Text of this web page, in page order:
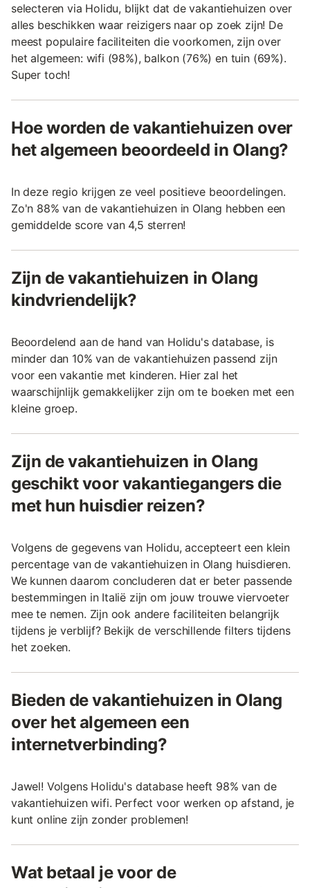
selecteren via Holidu, blijkt dat de vakantiehuizen over
alles beschikken waar reizigers naar op zoek zijn! De
meest populaire faciliteiten die voorkomen, zijn over
het algemeen: wifi (98%), balkon (76%) en tuin (69%).
Super toch!
Hoe worden de vakantiehuizen over
het algemeen beoordeeld in Olang?
In deze regio krijgen ze veel positieve beoordelingen.
Zo'n 88% van de vakantiehuizen in Olang hebben een
gemiddelde score van 4,5 sterren!
Zijn de vakantiehuizen in Olang
kindvriendelijk?
Beoordelend aan de hand van Holidu's database, is
minder dan 10% van de vakantiehuizen passend zijn
voor een vakantie met kinderen. Hier zal het
waarschijnlijk gemakkelijker zijn om te boeken met een
kleine groep.
Zijn de vakantiehuizen in Olang
geschikt voor vakantiegangers die
met hun huisdier reizen?
Volgens de gegevens van Holidu, accepteert een klein
percentage van de vakantiehuizen in Olang huisdieren.
We kunnen daarom concluderen dat er beter passende
bestemmingen in Italië zijn om jouw trouwe viervoeter
mee te nemen. Zijn ook andere faciliteiten belangrijk
tijdens je verblijf? Bekijk de verschillende filters tijdens
het zoeken.
Bieden de vakantiehuizen in Olang
over het algemeen een
internetverbinding?
Jawel! Volgens Holidu's database heeft 98% van de
vakantiehuizen wifi. Perfect voor werken op afstand, je
kunt online zijn zonder problemen!
Wat betaal je voor de